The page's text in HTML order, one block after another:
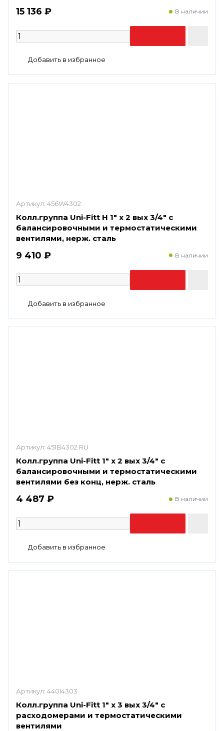
15 136 ₽ В наличии
Артикул: 456W4302
Колл.группа Uni-Fitt Н 1" х 2 вых 3/4" с
балансировочными и термостатическими
вентилями, нерж. сталь
9 410 ₽ В наличии
Артикул: 451B4302.RU
Колл.группа Uni-Fitt 1" х 2 вых 3/4" с
балансировочными и термостатическими
вентилями без конц, нерж. cталь
4 487 ₽ В наличии
Артикул: 440I4303
Колл.группа Uni-Fitt 1" х 3 вых 3/4" с
расходомерами и термостатическими
вентилями